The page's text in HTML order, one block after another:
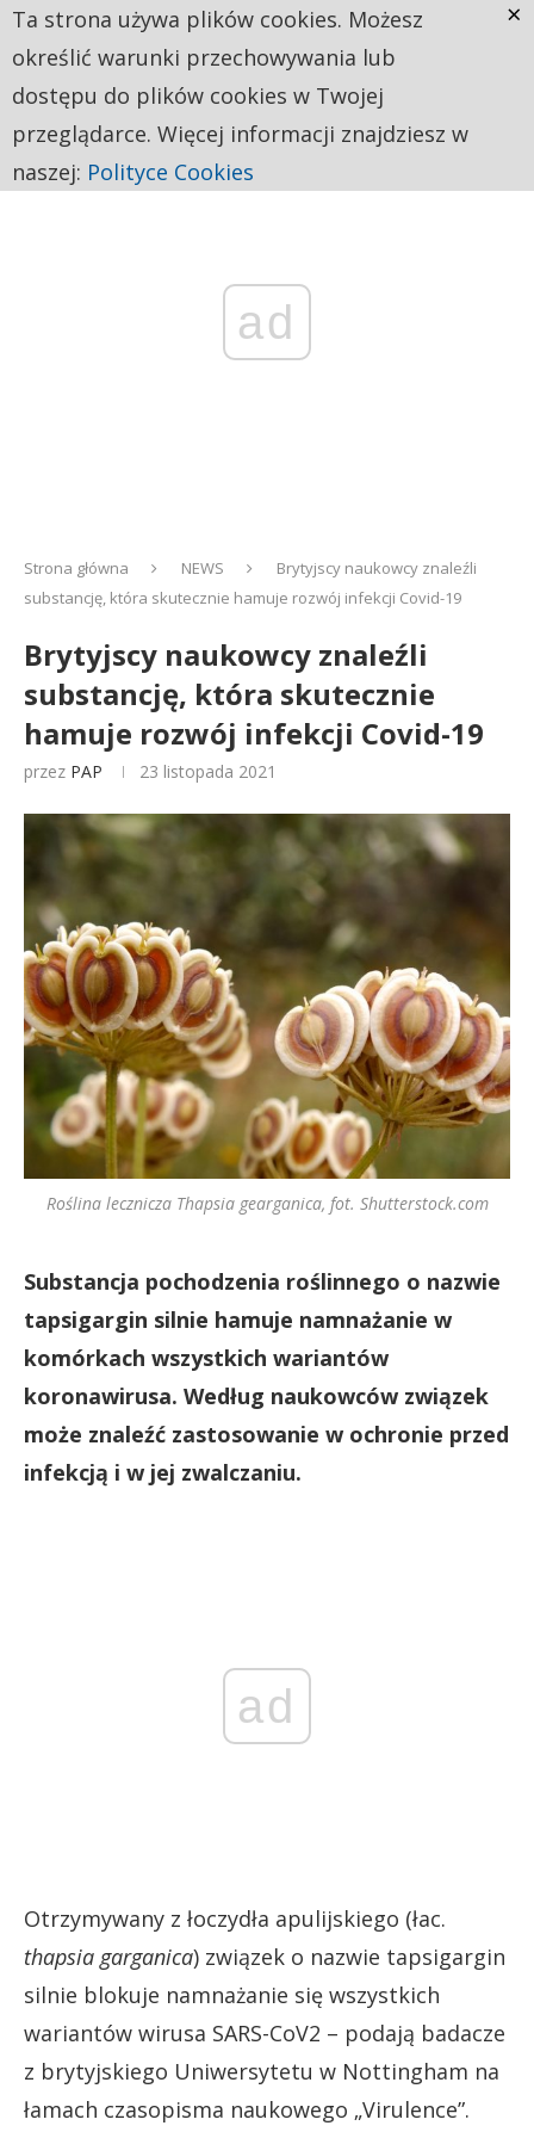
ad
Strona główna NEWS
Brytyjscy naukowcy znaleźli
substancję, która skutecznie hamuje rozwój infekcji Covid-19
Brytyjscy naukowcy znaleźli
substancję, która skutecznie
hamuje rozwój infekcji Covid-19
przez PAP 23 listopada 2021
Roślina lecznicza Thapsia gearganica, fot. Shutterstock.com
Substancja pochodzenia roślinnego o nazwie
tapsigargin silnie hamuje namnażanie w
komórkach wszystkich wariantów
koronawirusa. Według naukowców związek
może znaleźć zastosowanie w ochronie przed
infekcją i w jej zwalczaniu.
ad
Otrzymywany z łoczydła apulijskiego (łac.
thapsia garganica) związek o nazwie tapsigargin
silnie blokuje namnażanie się wszystkich
wariantów wirusa SARS-CoV2 – podają badacze
z brytyjskiego Uniwersytetu w Nottingham na
łamach czasopisma naukowego „Virulence”.
Ta strona używa plików cookies. Możesz
określić warunki przechowywania lub
dostępu do plików cookies w Twojej
przeglądarce. Więcej informacji znajdziesz w
naszej: Polityce Cookies
×